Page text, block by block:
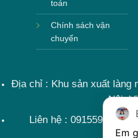
toán
Chính sách vận
chuyển
Địa chỉ : Khu sản xuất làng
Nội,
Liên hệ : 0915599363